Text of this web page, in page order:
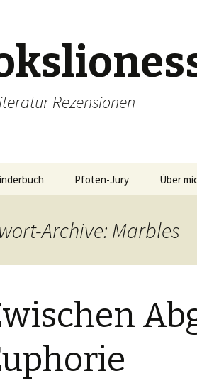
Rezensionen
Pfoten-Jury Über
Archive: Marbles